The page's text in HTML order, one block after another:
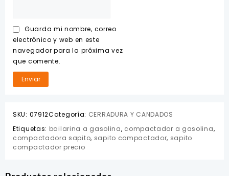
Guarda mi nombre, correo
electrónico y web en este
navegador para la próxima vez
que comente.
SKU: 07912Categoría: CERRADURA Y CANDADOS
Etiquetas: bailarina a gasolina, compactador a gasolina,
compactadora sapito, sapito compactador, sapito
compactador precio